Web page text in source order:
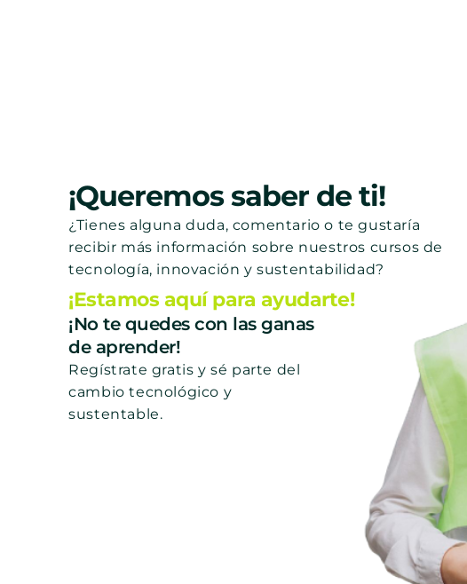
¡Queremos saber de ti!
¿Tienes alguna duda, comentario o te gustaría
recibir más información sobre nuestros cursos de
tecnología, innovación y sustentabilidad?
¡Estamos aquí para ayudarte!
¡No te quedes con las ganas
de aprender!
Regístrate gratis y sé parte del
cambio tecnológico y
sustentable.